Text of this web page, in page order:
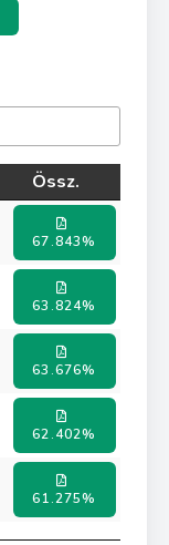
Össz.
67.843%
63.824%
63.676%
62.402%
61.275%